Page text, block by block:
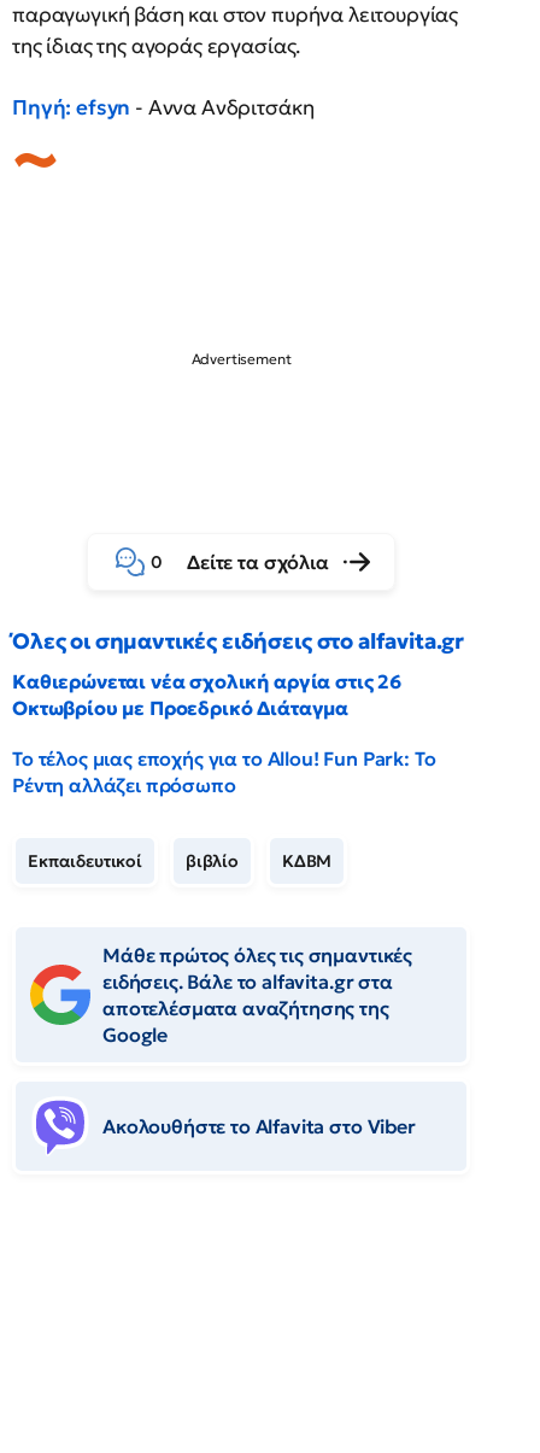
παραγωγική βάση και στον πυρήνα λειτουργίας
της ίδιας της αγοράς εργασίας.
Πηγή: efsyn - Αννα Ανδριτσάκη
0 Δείτε τα σχόλια
Όλες οι σημαντικές ειδήσεις στο alfavita.gr
Καθιερώνεται νέα σχολική αργία στις 26
Οκτωβρίου με Προεδρικό Διάταγμα
Το τέλος μιας εποχής για το Allou! Fun Park: Το
Ρέντη αλλάζει πρόσωπο
Εκπαιδευτικοί βιβλίο ΚΔΒΜ
Μάθε πρώτος όλες τις σημαντικές
ειδήσεις. Βάλε το alfavita.gr στα
αποτελέσματα αναζήτησης της
Google
Ακολουθήστε το Αlfavita στο Viber